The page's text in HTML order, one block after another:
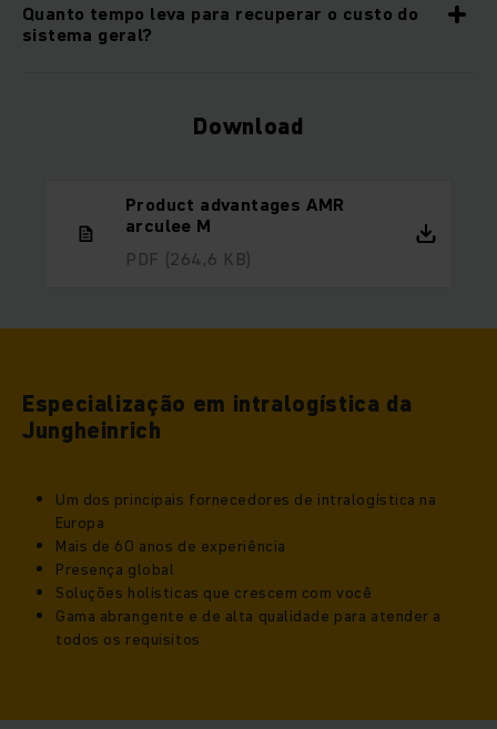
Quanto tempo leva para recuperar o custo do
sistema geral?
Download
Product advantages AMR
arculee M
PDF (264,6 KB)
Especialização em intralogística da
Jungheinrich
Um dos principais fornecedores de intralogística na
Europa
Mais de 60 anos de experiência
Presença global
Soluções holísticas que crescem com você
Gama abrangente e de alta qualidade para atender a
todos os requisitos